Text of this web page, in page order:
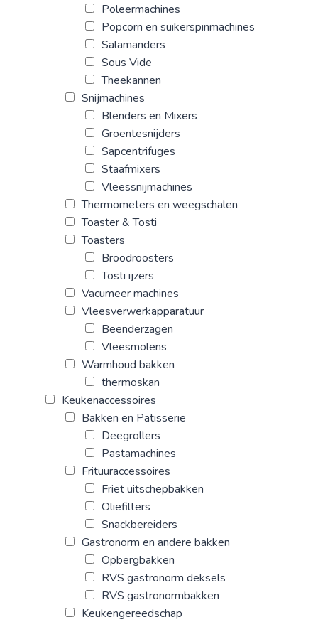
Poleermachines
Popcorn en suikerspinmachines
Salamanders
Sous Vide
Theekannen
Snijmachines
Blenders en Mixers
Groentesnijders
Sapcentrifuges
Staafmixers
Vleessnijmachines
Thermometers en weegschalen
Toaster & Tosti
Toasters
Broodroosters
Tosti ijzers
Vacumeer machines
Vleesverwerkapparatuur
Beenderzagen
Vleesmolens
Warmhoud bakken
thermoskan
Keukenaccessoires
Bakken en Patisserie
Deegrollers
Pastamachines
Frituuraccessoires
Friet uitschepbakken
Oliefilters
Snackbereiders
Gastronorm en andere bakken
Opbergbakken
RVS gastronorm deksels
RVS gastronormbakken
Keukengereedschap